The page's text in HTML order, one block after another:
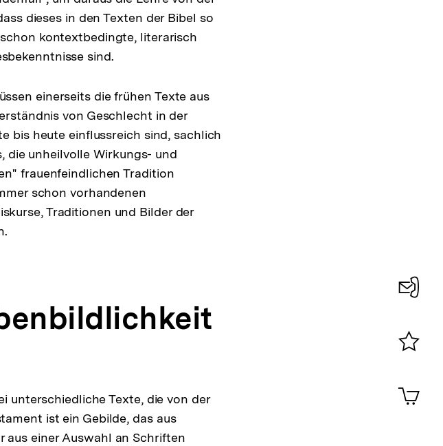
dieses in den Texten der Bibel so
kontextbedingte, literarisch
sind.
einerseits die frühen Texte aus
von Geschlecht in der
bis heute einflussreich sind, sachlich
unheilvolle Wirkungs- und
frauenfeindlichen Tradition
schon vorhandenen
Traditionen und Bilder der
unterschiedliche Texte, die von der
ist ein Gebilde, das aus
aus einer Auswahl an Schriften